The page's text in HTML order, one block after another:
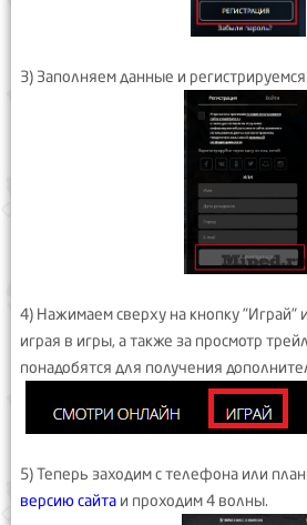
3) Заполняем данные и регистрируемся.
4) Нажимаем сверху на кнопку "Играй"
играя в игры, а также за просмотр
понадобятся для получения
5) Теперь заходим с телефона или
версию сайта и проходим 4 волны.